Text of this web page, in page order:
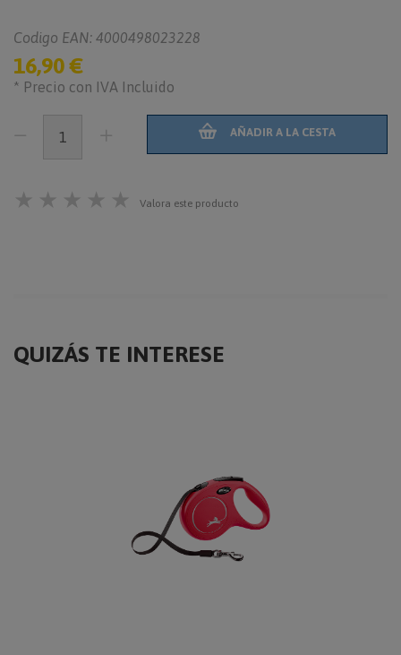
Codigo EAN: 4000498023228
16,90 €
* Precio con IVA Incluido
AÑADIR A LA CESTA
★ ★ ★ ★ ★ Valora este producto
QUIZÁS TE INTERESE